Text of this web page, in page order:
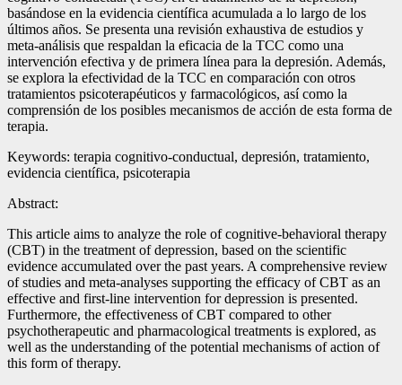
basándose en la evidencia científica acumulada a lo largo de los
últimos años. Se presenta una revisión exhaustiva de estudios y
meta-análisis que respaldan la eficacia de la TCC como una
intervención efectiva y de primera línea para la depresión. Además,
se explora la efectividad de la TCC en comparación con otros
tratamientos psicoterapéuticos y farmacológicos, así como la
comprensión de los posibles mecanismos de acción de esta forma de
terapia.
Keywords: terapia cognitivo-conductual, depresión, tratamiento,
evidencia científica, psicoterapia
Abstract:
This article aims to analyze the role of cognitive-behavioral therapy
(CBT) in the treatment of depression, based on the scientific
evidence accumulated over the past years. A comprehensive review
of studies and meta-analyses supporting the efficacy of CBT as an
effective and first-line intervention for depression is presented.
Furthermore, the effectiveness of CBT compared to other
psychotherapeutic and pharmacological treatments is explored, as
well as the understanding of the potential mechanisms of action of
this form of therapy.